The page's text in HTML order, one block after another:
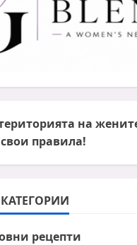
на
правила!
рецепти